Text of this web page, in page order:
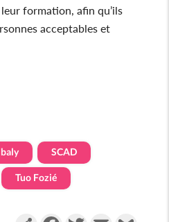
formation, afin qu’ils
acceptables et
SCAD
Tuo Fozié
PartagerFacebookTwitterEmail